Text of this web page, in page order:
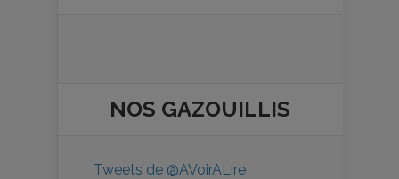
NOS GAZOUILLIS
Tweets de @AVoirALire